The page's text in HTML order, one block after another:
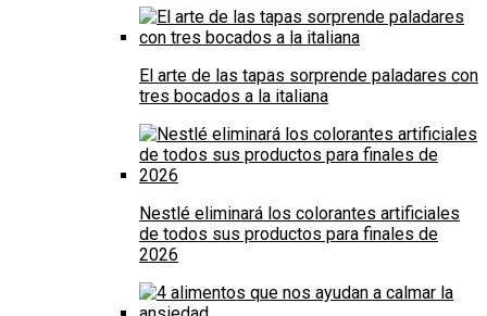
El arte de las tapas sorprende paladares con
tres bocados a la italiana
Nestlé eliminará los colorantes artificiales
de todos sus productos para finales de
2026